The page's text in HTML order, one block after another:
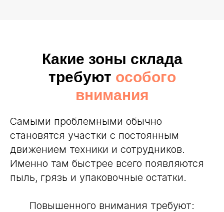
Какие зоны склада
требуют особого
внимания
Самыми проблемными обычно
становятся участки с постоянным
движением техники и сотрудников.
Именно там быстрее всего появляются
пыль, грязь и упаковочные остатки.
Повышенного внимания требуют: